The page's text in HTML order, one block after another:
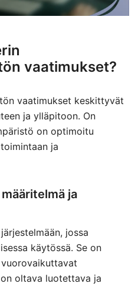
vaatimukset?
vaatimukset keskittyvät
ja ylläpitoon. On
on optimoitu
ja
ja
jossa
käytössä. Se on
oltava luotettava ja